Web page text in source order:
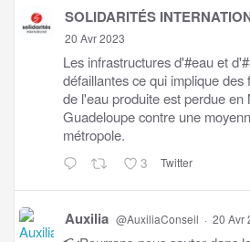
SOLIDARITÉS
20 Avr 2023
Les infrastructures d'#eau et
défaillantes ce qui implique
de l'eau produite est perdue en
Guadeloupe contre une
métropole.
3 Twitter
Auxilia @AuxiliaConseil · 20 Avr